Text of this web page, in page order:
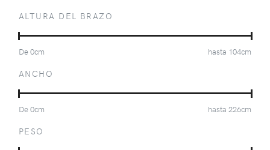
ALTURA DEL BRAZO
De0cm hasta 104cm
ANCHO
De0cm hasta 226cm
PESO